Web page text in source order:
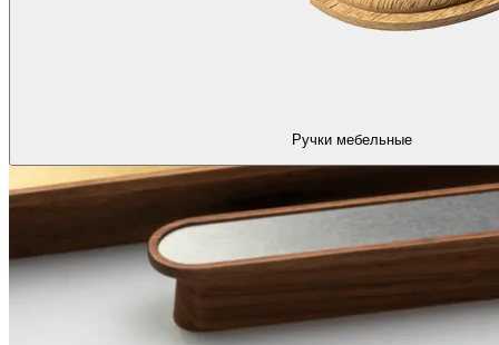
Ручки мебельные